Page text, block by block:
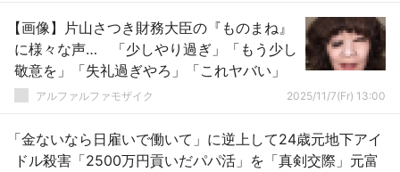
【画像】片山さつき財務大臣の『ものまね』
に様々な声… 「少しやり過ぎ」「もう少し
敬意を」「失礼過ぎやろ」「これヤバい」
アルファルファモザイク 2025/11/7(Fr) 13:00
「金ないなら日雇いで働いて」に逆上して24歳元地下アイ
ドル殺害「2500万円貢いだパパ活」を「真剣交際」元富